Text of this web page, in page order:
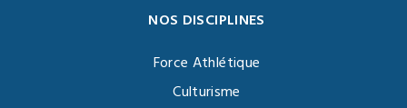
NOS DISCIPLINES
Force Athlétique
Culturisme